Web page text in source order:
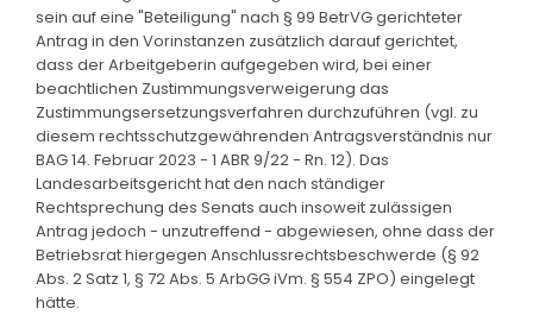
sein auf eine "Beteiligung" nach § 99 BetrVG gerichteter
Antrag in den Vorinstanzen zusätzlich darauf gerichtet,
dass der Arbeitgeberin aufgegeben wird, bei einer
beachtlichen Zustimmungsverweigerung das
Zustimmungsersetzungsverfahren durchzuführen (vgl. zu
diesem rechtsschutzgewährenden Antragsverständnis nur
BAG 14. Februar 2023 - 1 ABR 9/22 - Rn. 12). Das
Landesarbeitsgericht hat den nach ständiger
Rechtsprechung des Senats auch insoweit zulässigen
Antrag jedoch - unzutreffend - abgewiesen, ohne dass der
Betriebsrat hiergegen Anschlussrechtsbeschwerde (§ 92
Abs. 2 Satz 1, § 72 Abs. 5 ArbGG iVm. § 554 ZPO) eingelegt
hätte.